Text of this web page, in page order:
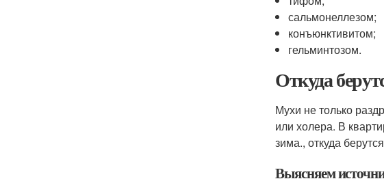
сальмонеллезом;
конъюнктивитом;
гельминтозом.
Откуда
Мухи не только
или холера. В
зима., откуда
Выясняем